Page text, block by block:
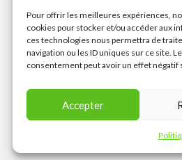
Pour offrir les meilleures expériences,
cookies pour stocker et/ou accéder aux
ces technologies nous permettra de
navigation ou les ID uniques sur ce site.
consentement peut avoir un effet
Accepter
en